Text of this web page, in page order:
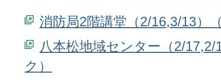
消防局2階講堂（2/16,3/13）
八本松地域センター（2/17,2/